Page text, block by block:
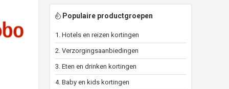
Populaire productgroepen
1. Hotels en reizen kortingen
2. Verzorgingsaanbiedingen
3. Eten en drinken kortingen
4. Baby en kids kortingen